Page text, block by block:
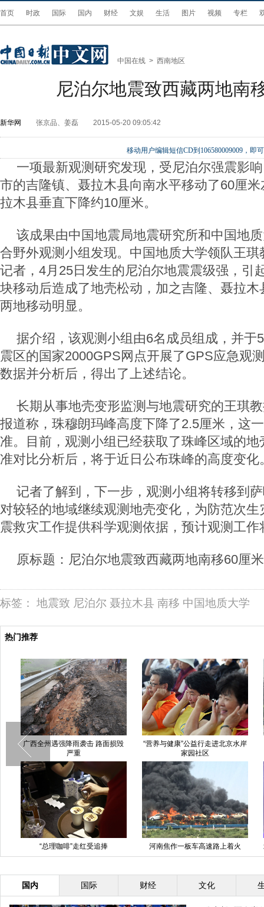
首页 时政 国际 国内 财经 文娱 生活 图片 视频 专栏
中国在线 > 西南地区
尼泊尔地震致西藏两地南
新华网 张京品、姜磊 2015-05-20 09:05:42
移动用户编辑短信CD到106580009009，即
一项最新观测研究发现，受尼泊尔强震影
市的吉隆镇、聂拉木县向南水平移动了60厘
拉木县垂直下降约10厘米。
该成果由中国地震局地震研究所和中国地
合野外观测小组发现。中国地质大学领队王
记者，4月25日发生的尼泊尔地震震级强，引
块移动后造成了地壳松动，加之吉隆、聂拉
两地移动明显。
据介绍，该观测小组由6名成员组成，并于
震区的国家2000GPS网点开展了GPS应急观
数据并分析后，得出了上述结论。
长期从事地壳变形监测与地震研究的王琪
报道称，珠穆朗玛峰高度下降了2.5厘米，这
准。目前，观测小组已经获取了珠峰区域的
准对比分析后，将于近日公布珠峰的高度变化
记者了解到，下一步，观测小组将转移到
对较轻的地域继续观测地壳变化，为防范次
震救灾工作提供科学观测依据，预计观测工作
原标题：尼泊尔地震致西藏两地南移60厘米
标签： 地震致 尼泊尔 聂拉木县 南移 中国地质大学
热门推荐
广西全州遇强降雨袭击 路面损毁
严重
“营养与健康”公益行走进北京水岸
家园社区
“总理咖啡”走红受追捧 河南焦作一板车高速路上着火
国内 国际 财经 文化